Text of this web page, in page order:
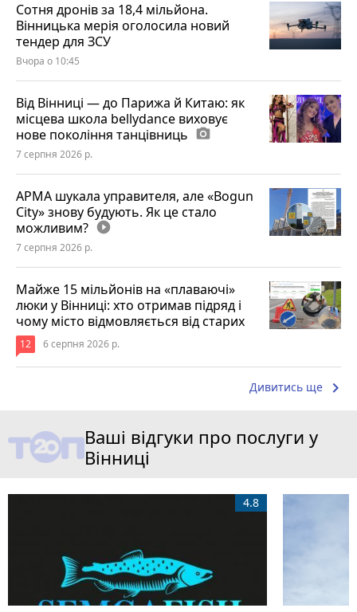
Сотня дронів за 18,4 мільйона.
Вінницька мерія оголосила новий
тендер для ЗСУ
Вчора о 10:45
Від Вінниці — до Парижа й Китаю: як
місцева школа bellydance виховує
нове покоління танцівниць photo_camera
7 серпня 2026 р.
АРМА шукала управителя, але «Bogun
City» знову будують. Як це стало
можливим? play_circle_filled
7 серпня 2026 р.
Майже 15 мільйонів на «плаваючі»
люки у Вінниці: хто отримав підряд і
чому місто відмовляється від старих
12 6 серпня 2026 р.
Дивитись ще keyboard_arrow_right
Ваші відгуки про послуги у
Вінниці
4.8